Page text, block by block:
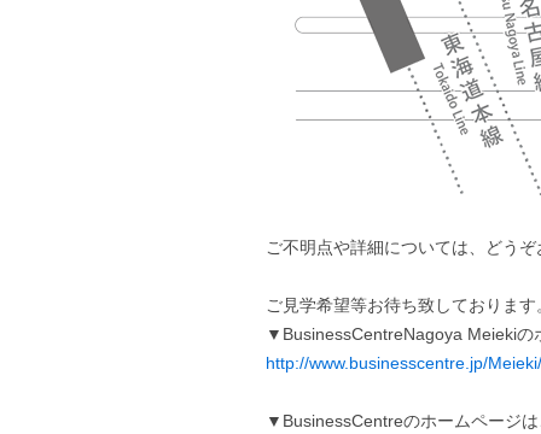
ご不明点や詳細については、どう
ご見学希望等お待ち致しております
▼BusinessCentreNagoya Meieki
http://www.businesscentre.jp/Meieki/
▼BusinessCentreのホームページ